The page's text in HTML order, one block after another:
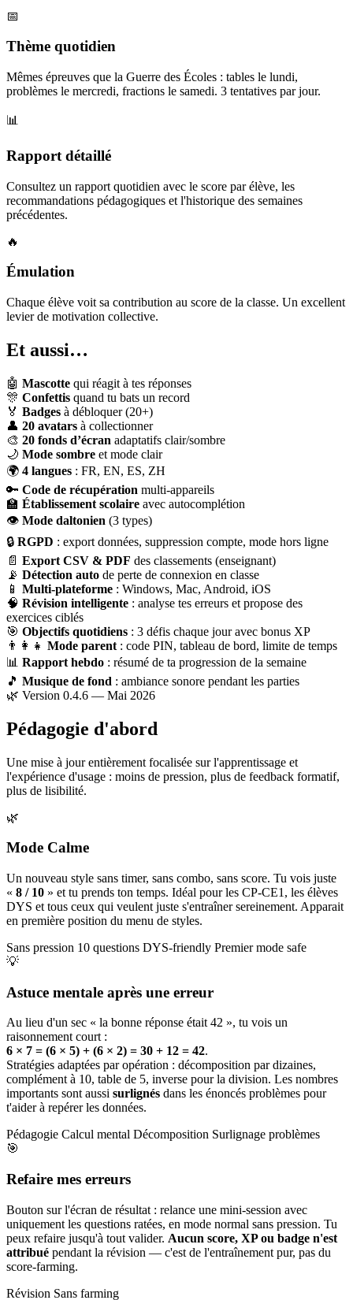
📅
Thème quotidien
Mêmes épreuves que la Guerre des Écoles : tables le lundi,
problèmes le mercredi, fractions le samedi. 3 tentatives par jour.
📊
Rapport détaillé
Consultez un rapport quotidien avec le score par élève, les
recommandations pédagogiques et l'historique des semaines
précédentes.
🔥
Émulation
Chaque élève voit sa contribution au score de la classe. Un excellent
levier de motivation collective.
Et aussi…
🤖 Mascotte qui réagit à tes réponses
🎊 Confettis quand tu bats un record
🏅 Badges à débloquer (20+)
👤 20 avatars à collectionner
🎨 20 fonds d’écran adaptatifs clair/sombre
🌙 Mode sombre et mode clair
🌍 4 langues : FR, EN, ES, ZH
🔑 Code de récupération multi-appareils
🏫 Établissement scolaire avec autocomplétion
👁 Mode daltonien (3 types)
🔒 RGPD : export données, suppression compte, mode hors ligne
📄 Export CSV & PDF des classements (enseignant)
📡 Détection auto de perte de connexion en classe
📱 Multi-plateforme : Windows, Mac, Android, iOS
🧠 Révision intelligente : analyse tes erreurs et propose des
exercices ciblés
🎯 Objectifs quotidiens : 3 défis chaque jour avec bonus XP
👨‍👩‍👧 Mode parent : code PIN, tableau de bord, limite de temps
📊 Rapport hebdo : résumé de ta progression de la semaine
🎵 Musique de fond : ambiance sonore pendant les parties
🌿 Version 0.4.6 — Mai 2026
Pédagogie d'abord
Une mise à jour entièrement focalisée sur l'apprentissage et
l'expérience d'usage : moins de pression, plus de feedback formatif,
plus de lisibilité.
🌿
Mode Calme
Un nouveau style sans timer, sans combo, sans score. Tu vois juste
« 8 / 10 » et tu prends ton temps. Idéal pour les CP-CE1, les élèves
DYS et tous ceux qui veulent juste s'entraîner sereinement. Apparait
en première position du menu de styles.
Sans pression 10 questions DYS-friendly Premier mode safe
💡
Astuce mentale après une erreur
Au lieu d'un sec « la bonne réponse était 42 », tu vois un
raisonnement court :
6 × 7 = (6 × 5) + (6 × 2) = 30 + 12 = 42.
Stratégies adaptées par opération : décomposition par dizaines,
complément à 10, table de 5, inverse pour la division. Les nombres
importants sont aussi surlignés dans les énoncés problèmes pour
t'aider à repérer les données.
Pédagogie Calcul mental Décomposition Surlignage problèmes
🎯
Refaire mes erreurs
Bouton sur l'écran de résultat : relance une mini-session avec
uniquement les questions ratées, en mode normal sans pression. Tu
peux refaire jusqu'à tout valider. Aucun score, XP ou badge n'est
attribué pendant la révision — c'est de l'entraînement pur, pas du
score-farming.
Révision Sans farming